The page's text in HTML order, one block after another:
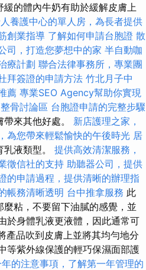
的體內牛奶有助於緩解皮膚上
養護中心的單人房，為長者提供
創業指導 了解如何申請台胞證 散
司，打造您夢想中的家 半自動咖
療計劃 聯合法律事務所，專業團
拜簽證的申請方法 竹北月子中
薦 專業SEO Agency幫助你實現
骨討論區 台胞證申請的完整步驟
來其他好處。 新店護理之家，
為您帶來輕鬆愉快的午後時光 居
液類型。 提供高效清潔服務，
徵信社的支持 助聽器公司，提供
的申請過程，提供清晰的辦理指
帳務清晰透明 台中推拿服務 此
粘，不要留下油膩的感覺，並
於身體乳液更液體，因此通常可
產品吹到皮膚上並將其均勻地分
等紫外線保護的輕巧保濕面部護
的注意事項，了解第一年管理的